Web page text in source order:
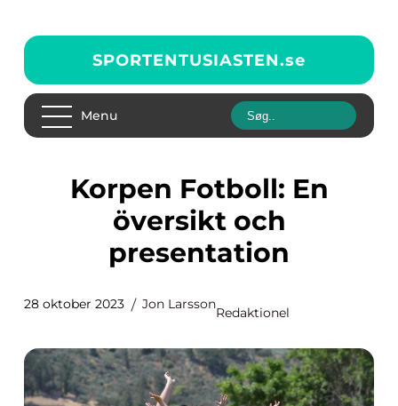
SPORTENTUSIASTEN.se
Menu
Korpen Fotboll: En
översikt och
presentation
28 oktober 2023 Jon Larsson
Redaktionel